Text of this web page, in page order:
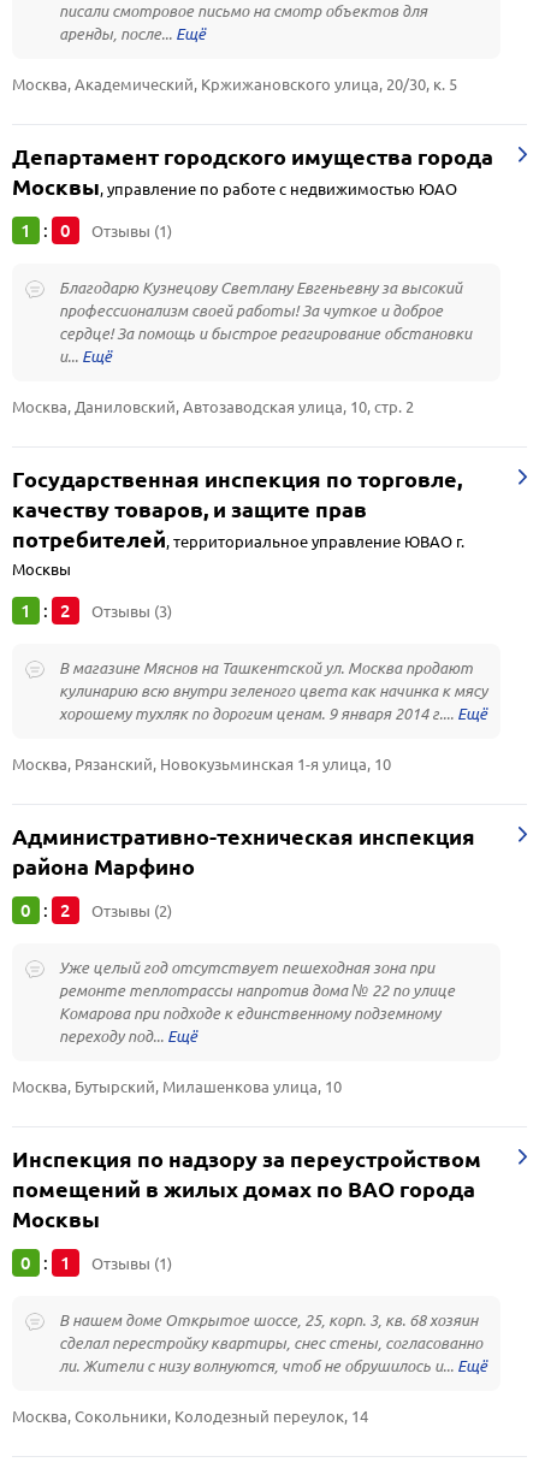
писали смотровое письмо на смотр объектов для
аренды, после...
Москва, Академический, Кржижановского улица, 20/30, к. 5
Департамент городского имущества города
Москвы,управление по работе с недвижимостью ЮАО
1 : 0 Отзывы (1)
Благодарю Кузнецову Светлану Евгеньевну за высокий
профессионализм своей работы! За чуткое и доброе
сердце! За помощь и быстрое реагирование обстановки
и...
Москва, Даниловский, Автозаводская улица, 10, стр. 2
Государственная инспекция по торговле,
качеству товаров, и защите прав
потребителей,территориальное управление ЮВАО г.
Москвы
1 : 2 Отзывы (3)
В магазине Мяснов на Ташкентской ул. Москва продают
кулинарию всю внутри зеленого цвета как начинка к мясу
хорошему тухляк по дорогим ценам. 9 января 2014 г....
Москва, Рязанский, Новокузьминская 1-я улица, 10
Административно-техническая инспекция
района Марфино
0 : 2 Отзывы (2)
Уже целый год отсутствует пешеходная зона при
ремонте теплотрассы напротив дома № 22 по улице
Комарова при подходе к единственному подземному
переходу под...
Москва, Бутырский, Милашенкова улица, 10
Инспекция по надзору за переустройством
помещений в жилых домах по ВАО города
Москвы
0 : 1 Отзывы (1)
В нашем доме Открытое шоссе, 25, корп. 3, кв. 68 хозяин
сделал перестройку квартиры, снес стены, согласованно
ли. Жители с низу волнуются, чтоб не обрушилось и...
Москва, Сокольники, Колодезный переулок, 14